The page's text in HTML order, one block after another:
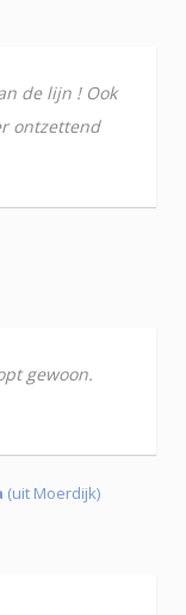
de lijn ! Ook
ontzettend
gewoon.
(uit Moerdijk)